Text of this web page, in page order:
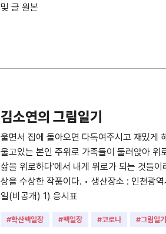
및 글 원본
김소연의 그림일기
울면서 집에 돌아오면 다독여주시고 재밌게
울고있는 본인 주위로 가족들이 둘러앉아
삶을 위로하다'에서 내게 위로가 되는 것들
상을 수상한 작품이다. • 생산장소 : 인천광
일(비공개) 1) 응시표
#학산백일장 #백일장 #코로나 #그림일기